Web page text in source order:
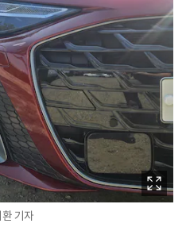
기자